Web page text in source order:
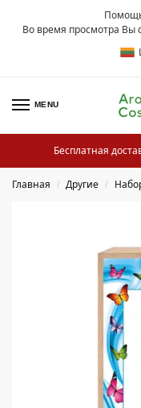
Во время просмотра Вы
MENU
Бесплатная
Главная / Другие /